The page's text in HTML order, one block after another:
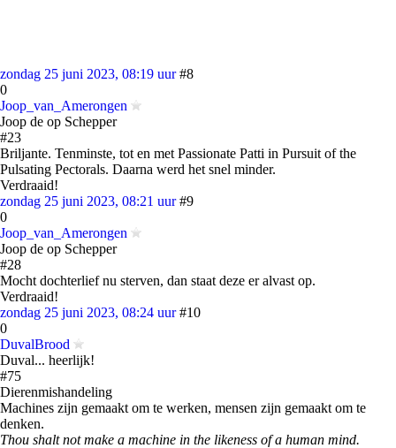
zondag 25 juni 2023, 08:19 uur #8
0
Joop_van_Amerongen
Joop de op Schepper
#23
Briljante. Tenminste, tot en met Passionate Patti in Pursuit of the
Pulsating Pectorals. Daarna werd het snel minder.
Verdraaid!
zondag 25 juni 2023, 08:21 uur #9
0
Joop_van_Amerongen
Joop de op Schepper
#28
Mocht dochterlief nu sterven, dan staat deze er alvast op.
Verdraaid!
zondag 25 juni 2023, 08:24 uur #10
0
DuvalBrood
Duval... heerlijk!
#75
Dierenmishandeling
Machines zijn gemaakt om te werken, mensen zijn gemaakt om te
denken.
Thou shalt not make a machine in the likeness of a human mind.